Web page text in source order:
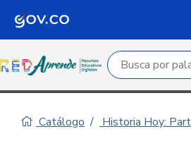
Campo de
Catálogo Historia Hoy: